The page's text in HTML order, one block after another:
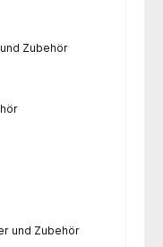
Zubehör
und Zubehör